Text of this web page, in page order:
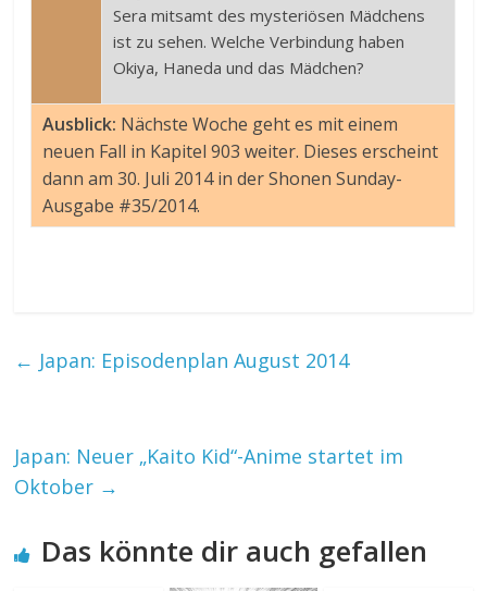
Sera mitsamt des mysteriösen Mädchens
ist zu sehen. Welche Verbindung haben
Okiya, Haneda und das Mädchen?
Ausblick: Nächste Woche geht es mit einem
neuen Fall in Kapitel 903 weiter. Dieses erscheint
dann am 30. Juli 2014 in der Shonen Sunday-
Ausgabe #35/2014.
← Japan: Episodenplan August 2014
Japan: Neuer „Kaito Kid“-Anime startet im
Oktober →
Das könnte dir auch gefallen